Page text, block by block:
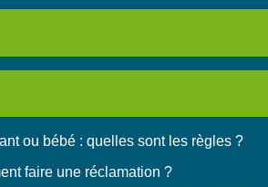
ou bébé : quelles sont les règles ?
faire une réclamation ?